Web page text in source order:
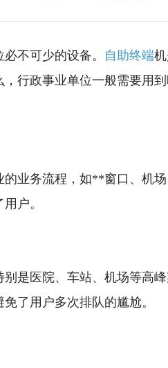
不可少的设备。 自助终端
行政事业单位一般需要用
业务流程，如**窗口、机
户。
是医院、车站、机场等高
了用户多次排队的尴尬。